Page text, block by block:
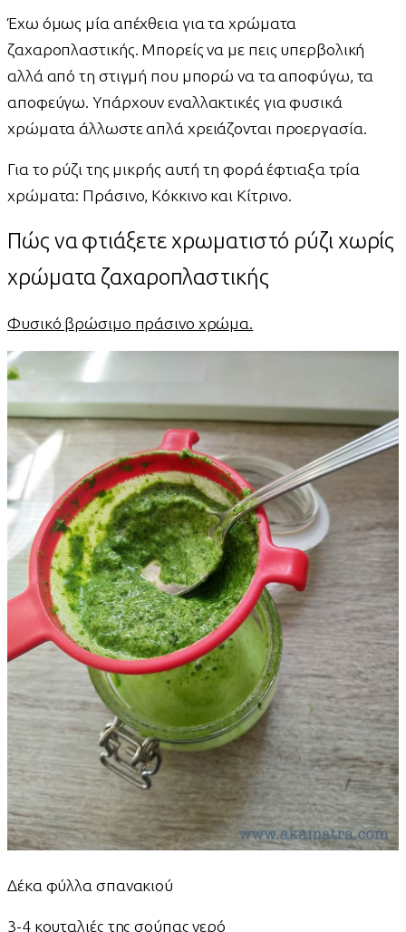
Έχω όμως μία απέχθεια για τα χρώματα
ζαχαροπλαστικής. Μπορείς να με πεις υπερβολική
αλλά από τη στιγμή που μπορώ να τα αποφύγω, τα
αποφεύγω. Υπάρχουν εναλλακτικές για φυσικά
χρώματα άλλωστε απλά χρειάζονται προεργασία.
Για το ρύζι της μικρής αυτή τη φορά έφτιαξα τρία
χρώματα: Πράσινο, Κόκκινο και Κίτρινο.
Πώς να φτιάξετε χρωματιστό ρύζι χωρίς
χρώματα ζαχαροπλαστικής
Φυσικό βρώσιμο πράσινο χρώμα.
Δέκα φύλλα σπανακιού
3-4 κουταλιές της σούπας νερό